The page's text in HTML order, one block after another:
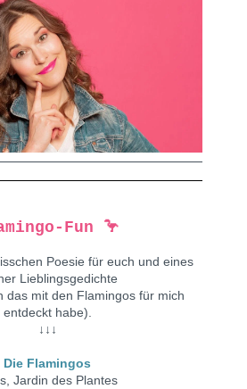
Fun 🦩
Poesie für euch und eines
Lieblingsgedichte
das mit den Flamingos für mich
entdeckt habe).
↓↓↓
Die Flamingos
Jardin des Plantes